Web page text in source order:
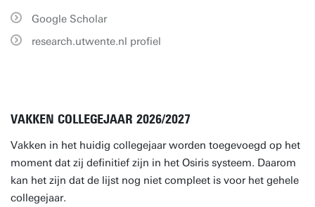
Google Scholar
research.utwente.nl profiel
VAKKEN COLLEGEJAAR 2026/2027
Vakken in het huidig collegejaar worden toegevoegd op het
moment dat zij definitief zijn in het Osiris systeem. Daarom
kan het zijn dat de lijst nog niet compleet is voor het gehele
collegejaar.